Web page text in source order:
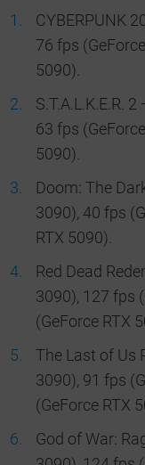
CYBERPUNK
76 fps
5090).
S.T.A.L.K.E.R.
63 fps
5090).
Doom: The
3090), 40 fps
RTX 5090).
Red Dead
3090), 127 fps
(GeForce RTX
The Last of Us
3090), 91 fps
(GeForce RTX
God of War: